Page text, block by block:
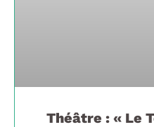
Théâtre : « Le